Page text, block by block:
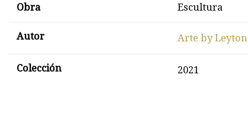
Obra Escultura
Autor Arte by Leyton
Colección 2021